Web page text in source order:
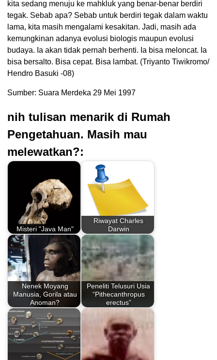
kita sedang menuju ke mahkluk yang benar-benar berdiri
tegak. Sebab apa? Sebab untuk berdiri tegak dalam waktu
lama, kita masih mengalami kesakitan. Jadi, masih ada
kemungkinan adanya evolusi biologis maupun evolusi
budaya. Ia akan tidak pernah berhenti. Ia bisa meloncat. Ia
bisa bersalto. Bisa cepat. Bisa lambat. (Triyanto Tiwikromo/
Hendro Basuki -08)
Sumber: Suara Merdeka 29 Mei 1997
nih tulisan menarik di Rumah
Pengetahuan. Masih mau
melewatkan?:
Misteri "Java Man"
Riwayat Charles
Darwin
Nenek Moyang
Manusia, Gorila atau
Anoman?
Peneliti Telusuri Usia
“Pithecanthropus
erectus”